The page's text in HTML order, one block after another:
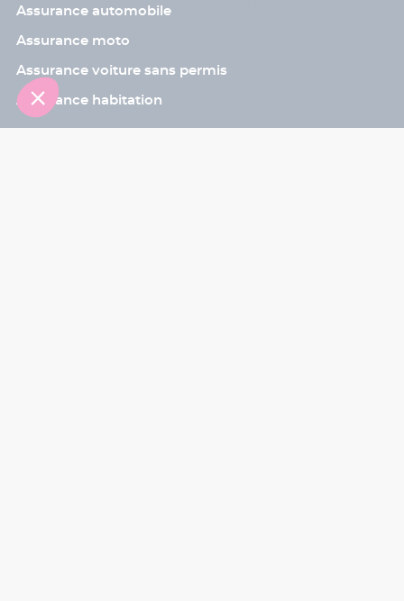
Assurance automobile
Assurance moto
Assurance voiture sans permis
Assurance habitation